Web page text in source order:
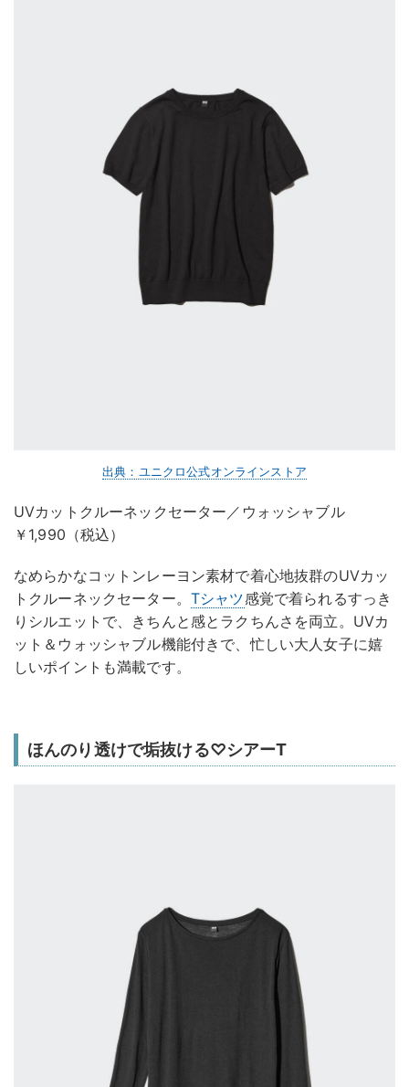
出典：ユニクロ公式オンラインストア
UVカットクルーネックセーター／ウォッシャブル
￥1,990（税込）
なめらかなコットンレーヨン素材で着心地抜群のUVカッ
トクルーネックセーター。 Tシャツ感覚で着られるすっき
りシルエットで、きちんと感とラクちんさを両立。UVカ
ット＆ウォッシャブル機能付きで、忙しい大人女子に嬉
しいポイントも満載です。
ほんのり透けで垢抜ける♡シアーT